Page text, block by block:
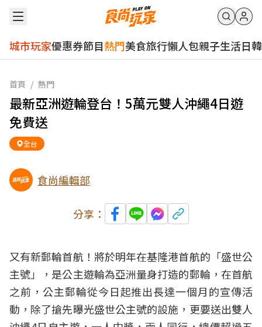
城市玩家優惠券節目熱門美食旅行懶人包親子生活日韓
首頁 / 熱門
最新亞洲遊輪登台！5萬元雙人沖繩4日遊
免費送
全台
食尚編輯部
分享：
又有新郵輪首航！將於明年在基隆港首航的「盛世公
主號」，是公主遊輪為亞洲量身打造的郵輪，在首航
之前，公主郵輪從今日起推出長達一個月的宣傳活
動，除了搶先曝光盛世公主號的設施，更要送出雙人